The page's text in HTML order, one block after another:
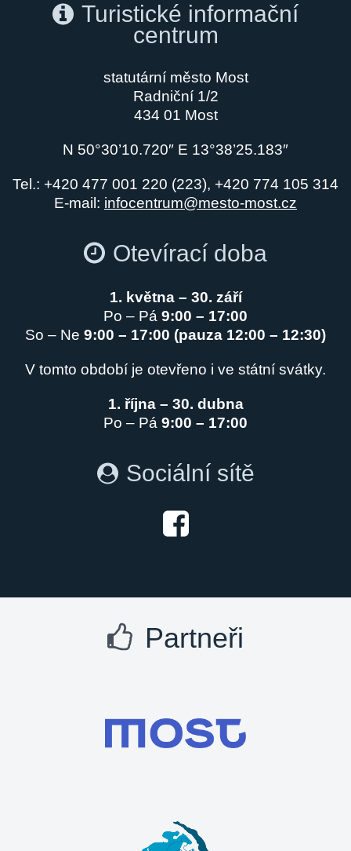
Turistické informační
centrum
statutární město Most
Radniční 1/2
434 01 Most
N 50°30’10.720″ E 13°38’25.183″
Tel.: +420 477 001 220 (223), +420 774 105 314
E-mail: infocentrum@mesto-most.cz
Otevírací doba
1. května – 30. září
Po – Pá 9:00 – 17:00
So – Ne 9:00 – 17:00 (pauza 12:00 – 12:30)
V tomto období je otevřeno i ve státní svátky.
1. října – 30. dubna
Po – Pá 9:00 – 17:00
Sociální sítě
Partneři